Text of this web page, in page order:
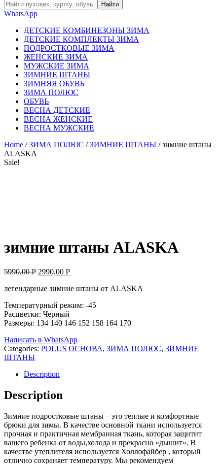
Найти
WhatsApp
ДЕТСКИЕ КОМБИНЕЗОНЫ ЗИМА
ДЕТСКИЕ КОМПЛЕКТЫ ЗИМА
ПОДРОСТКОВЫЕ ЗИМА
ЖЕНСКИЕ ЗИМА
МУЖСКИЕ ЗИМА
ЗИМНИЕ ШТАНЫ
ЗИМНЯЯ ОБУВЬ
ЗИМА ПОЛЮС
ОБУВЬ
ВЕСНА ДЕТСКИЕ
ВЕСНА ЖЕНСКИЕ
ВЕСНА МУЖСКИЕ
Home /ЗИМА ПОЛЮС /ЗИМНИЕ ШТАНЫ / зимние штаны
ALASKA
Sale!
зимние штаны ALASKA
5990,00Р 2990,00 Р
легендарные зимние штаны от ALASKA
Температурный режим: -45
Расцветки: Черный
Размеры: 134 140 146 152 158 164 170
Написать в WhatsApp
Categories: POLUS ОСНОВА, ЗИМА ПОЛЮС, ЗИМНИЕ
ШТАНЫ
Description
Description
Зимние подростковые штаны – это теплые и комфортные
брюки для зимы. В качестве основной ткани используется
прочная и практичная мембранная ткань, которая защитит
вашего ребенка от воды,холода и прекрасно «дышит». В
качестве утеплителя используется Холлофайбер , который
отлично сохраняет температуру. Мы рекомендуем